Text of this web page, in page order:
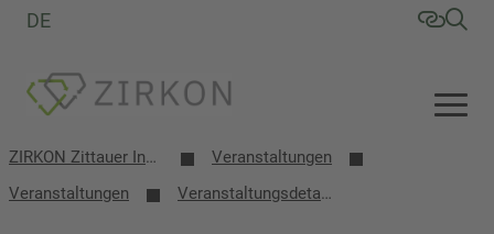
DE
ZIRKON Zittauer Institut für Verfahrensentwicklung, Kreislaufwirtschaft, Oberflächentechnik, Naturstoffforschung
Veranstaltungen
Veranstaltungen
Veranstaltungsdetails